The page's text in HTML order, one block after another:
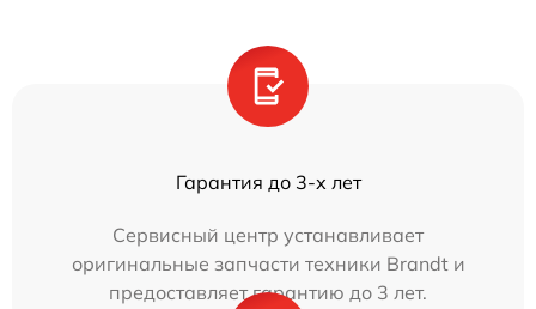
Гарантия до 3-х лет
Сервисный центр устанавливает
оригинальные запчасти техники Brandt и
предоставляет гарантию до 3 лет.